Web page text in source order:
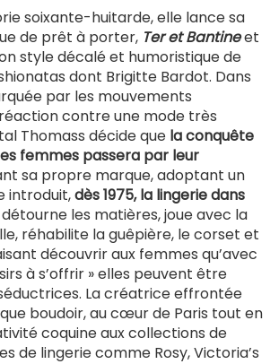
soixante-huitarde, elle lance sa
de prêt à porter, Ter et Bantineet
style décalé et humoristique de
dont Brigitte Bardot. Dans
par les mouvements
contre une mode très
Thomass décide que la conquête
femmes passera par leur
sa propre marque, adoptant un
introduit,dès 1975, la lingerie dans
détourne les matières, joue avec la
réhabilite la guêpière, le corset et
découvrir aux femmes qu’avec
à s’offrir » elles peuvent être
La créatrice effrontée
boudoir, au cœur de Paris tout en
coquine aux collections de
de lingerie comme Rosy, Victoria’s